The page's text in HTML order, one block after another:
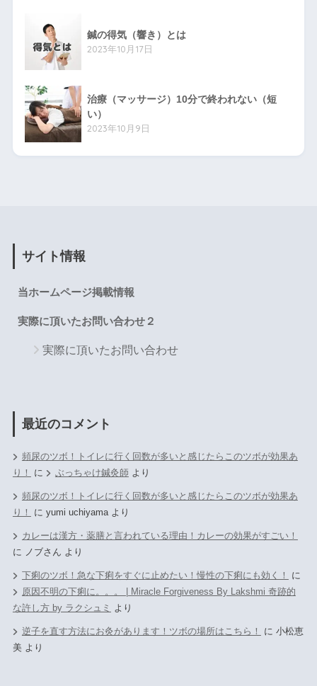
鍼の得気（響き）とは
2023年10月17日
治療（マッサージ）10分で終われない（短
い）
2023年10月9日
サイト情報
当ホームページ掲載情報
実際に頂いたお問い合わせ２
実際に頂いたお問い合わせ
最近のコメント
頻尿のツボ！トイレに行く回数が多いと感じたらこのツボが効果あ
り！
に ぶっちゃけ鍼灸師 より
頻尿のツボ！トイレに行く回数が多いと感じたらこのツボが効果あ
り！
に yumi uchiyamaより
カレーは漢方・薬膳と言われている理由！カレーの効果がすごい！
に ノブさん より
下痢のツボ！急な下痢をすぐに止めたい！慢性の下痢にも効く！
に
原因不明の下痢に。。。 | Miracle Forgiveness By Lakshmi 奇跡的
な許し方 by ラクシュミ
より
逆子を直す方法にお灸があります！ツボの場所はこちら！ に 小松恵
美より